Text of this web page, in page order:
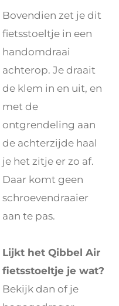
Bovendien zet je dit
fietsstoeltje in een
handomdraai
achterop. Je draait
de klem in en uit, en
met de
ontgrendeling aan
de achterzijde haal
je het zitje er zo af.
Daar komt geen
schroevendraaier
aan te pas.
Lijkt het Qibbel Air
fietsstoeltje je wat?
Bekijk dan of je